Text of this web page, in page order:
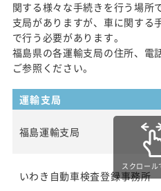
関する様々な手続きを行う場所
支局がありますが、車に関する
で行う必要があります。
福島県の各運輸支局の住所、電
ご参照ください。
運輸支局
福島運輸支局
いわき自動車検査登録事務所
スクロール